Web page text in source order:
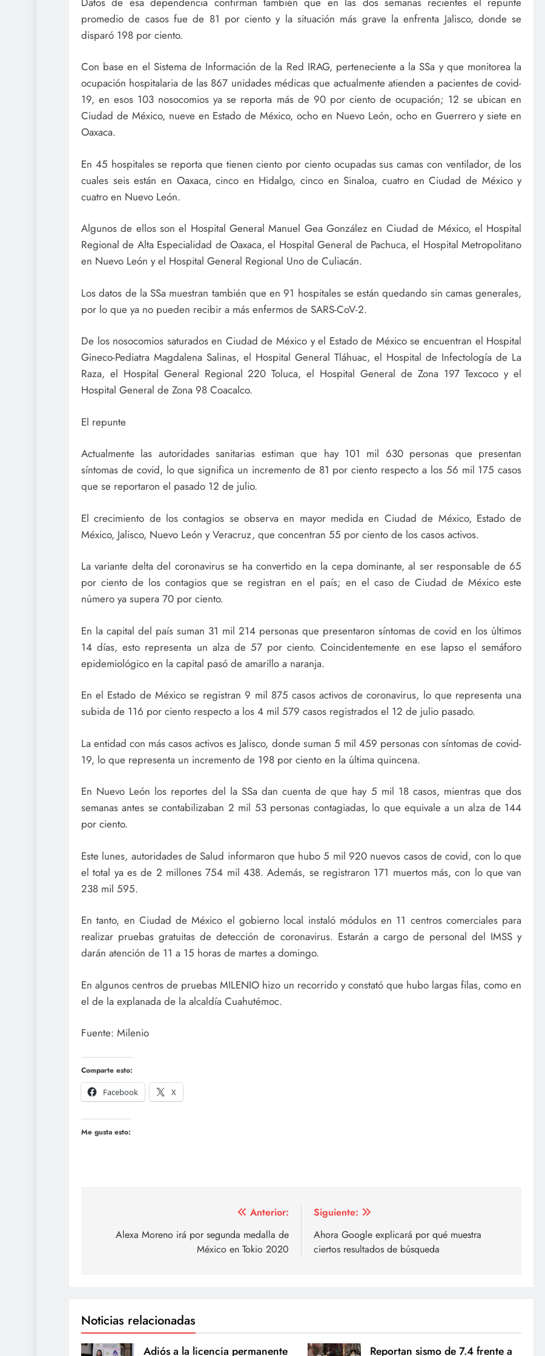
promedio de casos fue de 81 por ciento y la situación más grave la enfrenta Jalisco, donde se
disparó 198 por ciento.
Con base en el Sistema de Información de la Red IRAG, perteneciente a la SSa y que monitorea la
ocupación hospitalaria de las 867 unidades médicas que actualmente atienden a pacientes de covid-
19, en esos 103 nosocomios ya se reporta más de 90 por ciento de ocupación; 12 se ubican en
Ciudad de México, nueve en Estado de México, ocho en Nuevo León, ocho en Guerrero y siete en
Oaxaca.
En 45 hospitales se reporta que tienen ciento por ciento ocupadas sus camas con ventilador, de los
cuales seis están en Oaxaca, cinco en Hidalgo, cinco en Sinaloa, cuatro en Ciudad de México y
cuatro en Nuevo León.
Algunos de ellos son el Hospital General Manuel Gea González en Ciudad de México, el Hospital
Regional de Alta Especialidad de Oaxaca, el Hospital General de Pachuca, el Hospital Metropolitano
en Nuevo León y el Hospital General Regional Uno de Culiacán.
Los datos de la SSa muestran también que en 91 hospitales se están quedando sin camas generales,
por lo que ya no pueden recibir a más enfermos de SARS-CoV-2.
De los nosocomios saturados en Ciudad de México y el Estado de México se encuentran el Hospital
Gineco-Pediatra Magdalena Salinas, el Hospital General Tláhuac, el Hospital de Infectología de La
Raza, el Hospital General Regional 220 Toluca, el Hospital General de Zona 197 Texcoco y el
Hospital General de Zona 98 Coacalco.
El repunte
Actualmente las autoridades sanitarias estiman que hay 101 mil 630 personas que presentan
síntomas de covid, lo que significa un incremento de 81 por ciento respecto a los 56 mil 175 casos
que se reportaron el pasado 12 de julio.
El crecimiento de los contagios se observa en mayor medida en Ciudad de México, Estado de
México, Jalisco, Nuevo León y Veracruz, que concentran 55 por ciento de los casos activos.
La variante delta del coronavirus se ha convertido en la cepa dominante, al ser responsable de 65
por ciento de los contagios que se registran en el país; en el caso de Ciudad de México este
número ya supera 70 por ciento.
En la capital del país suman 31 mil 214 personas que presentaron síntomas de covid en los últimos
14 días, esto representa un alza de 57 por ciento. Coincidentemente en ese lapso el semáforo
epidemiológico en la capital pasó de amarillo a naranja.
En el Estado de México se registran 9 mil 875 casos activos de coronavirus, lo que representa una
subida de 116 por ciento respecto a los 4 mil 579 casos registrados el 12 de julio pasado.
La entidad con más casos activos es Jalisco, donde suman 5 mil 459 personas con síntomas de covid-
19, lo que representa un incremento de 198 por ciento en la última quincena.
En Nuevo León los reportes del la SSa dan cuenta de que hay 5 mil 18 casos, mientras que dos
semanas antes se contabilizaban 2 mil 53 personas contagiadas, lo que equivale a un alza de 144
por ciento.
Este lunes, autoridades de Salud informaron que hubo 5 mil 920 nuevos casos de covid, con lo que
el total ya es de 2 millones 754 mil 438. Además, se registraron 171 muertos más, con lo que van
238 mil 595.
En tanto, en Ciudad de México el gobierno local instaló módulos en 11 centros comerciales para
realizar pruebas gratuitas de detección de coronavirus. Estarán a cargo de personal del IMSS y
darán atención de 11 a 15 horas de martes a domingo.
En algunos centros de pruebas MILENIO hizo un recorrido y constató que hubo largas filas, como en
el de la explanada de la alcaldía Cuahutémoc.
Fuente: Milenio
Comparte esto:
Facebook
X
Me gusta esto:
Anterior:
Alexa Moreno irá por segunda medalla de
México en Tokio 2020
Siguiente:
Ahora Google explicará por qué muestra
ciertos resultados de búsqueda
Noticias relacionadas
Adiós a la licencia permanente Reportan sismo de 7.4 frente a